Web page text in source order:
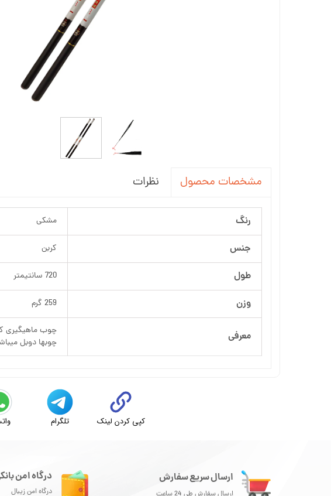
مشخصات محصول نظرات
رنگ مشکی
جنس کربن
طول 720 سانتیمتر
وزن 259 گرم
معرفی
چوب ماهیگیری
چوبها دوبل
کپی کردن لینک تلگرام
ارسال سریع سفارش درگاه امن
درگاه امن زیبال